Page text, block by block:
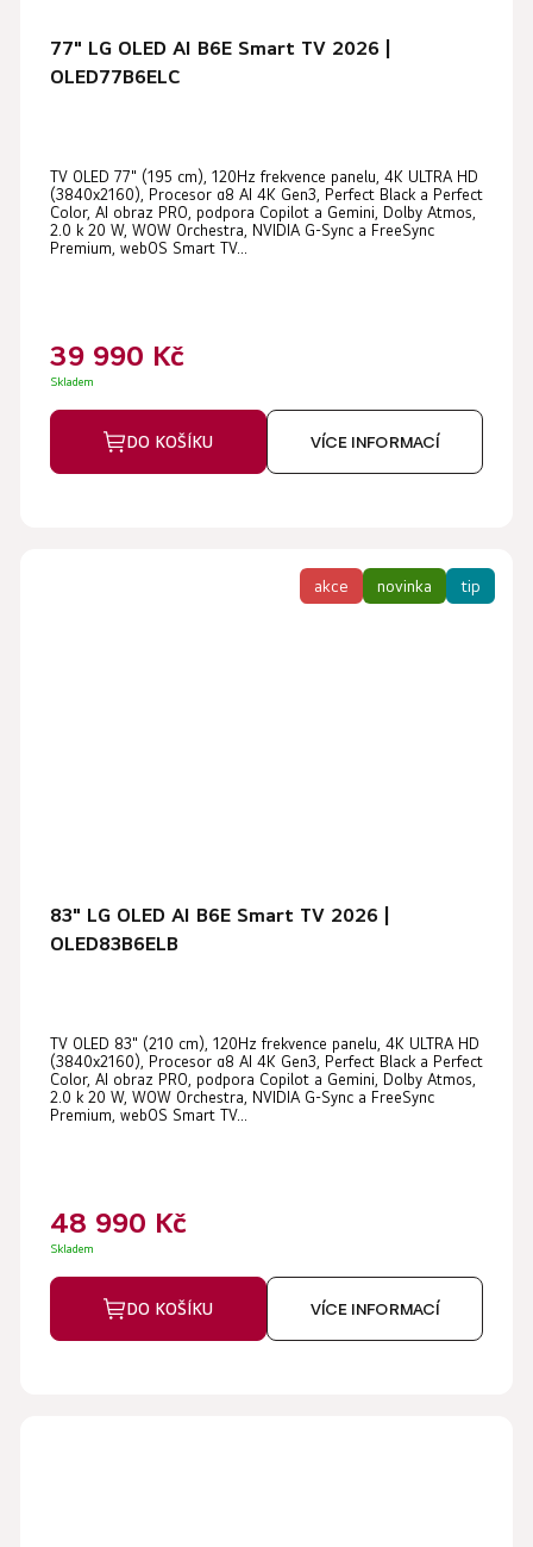
77" LG OLED AI B6E Smart TV 2026 |
OLED77B6ELC
TV OLED 77" (195 cm), 120Hz frekvence panelu, 4K ULTRA HD
(3840x2160), Procesor α8 AI 4K Gen3, Perfect Black a Perfect
Color, AI obraz PRO, podpora Copilot a Gemini, Dolby Atmos,
2.0 k 20 W, WOW Orchestra, NVIDIA G-Sync a FreeSync
Premium, webOS Smart TV...
39 990 Kč
Skladem
DO KOŠÍKU VÍCE INFORMACÍ
akce novinka tip
83" LG OLED AI B6E Smart TV 2026 |
OLED83B6ELB
TV OLED 83" (210 cm), 120Hz frekvence panelu, 4K ULTRA HD
(3840x2160), Procesor α8 AI 4K Gen3, Perfect Black a Perfect
Color, AI obraz PRO, podpora Copilot a Gemini, Dolby Atmos,
2.0 k 20 W, WOW Orchestra, NVIDIA G-Sync a FreeSync
Premium, webOS Smart TV...
48 990 Kč
Skladem
DO KOŠÍKU VÍCE INFORMACÍ